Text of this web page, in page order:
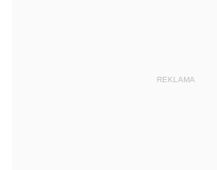
REKLAMA